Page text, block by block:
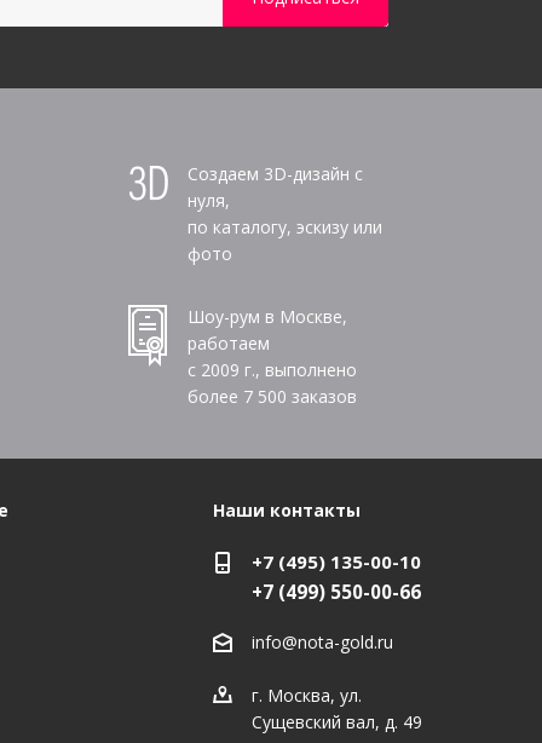
Создаем 3D-дизайн с
нуля,
по каталогу, эскизу или
фото
Шоу-рум в Москве,
работаем
с 2009 г., выполнено
более 7 500 заказов
Наши контакты
+7 (495) 135-00-10
+7 (499) 550-00-66
info@nota-gold.ru
г. Москва, ул.
Сущевский вал, д. 49